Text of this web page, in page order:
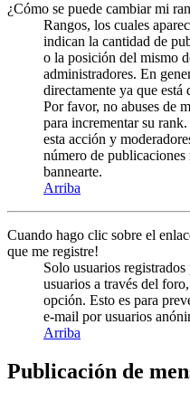
¿Cómo se puede cambiar mi
Rangos, los cuales
indican la cantidad de
o la posición del mismo
administradores. En
directamente ya que
Por favor, no abuses de
para incrementar su
esta acción y
número de publicaciones
bannearte.
Arriba
Cuando hago clic sobre el
que me registre!
Solo usuarios
usuarios a través del
opción. Esto es para
e-mail por usuarios
Arriba
Publicación de